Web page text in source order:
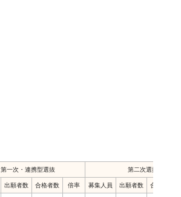
第一次・連携型選抜 第二次選抜
出願者数 合格者数 倍率 募集人員 出願者数 合格者数